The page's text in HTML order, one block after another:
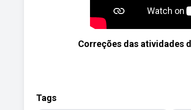
Correções das atividades
Tags